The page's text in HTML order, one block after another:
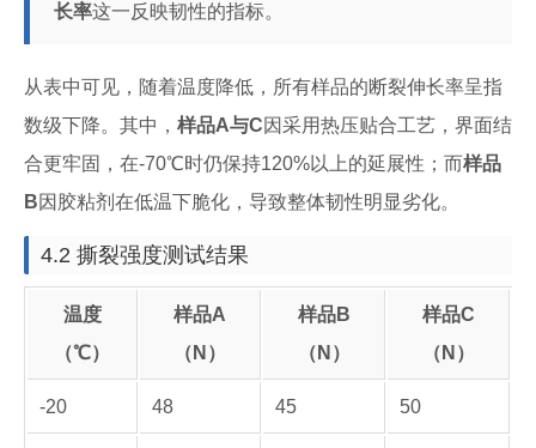
长率这一反映韧性的指标。
从表中可见，随着温度降低，所有样品的断裂伸长率呈指
数级下降。其中， 样品A与C因采用热压贴合工艺，界面结
合更牢固，在-70℃时仍保持120%以上的延展性；而样品
B因胶粘剂在低温下脆化，导致整体韧性明显劣化。
4.2 撕裂强度测试结果
温度
（℃）
样品A
（N）
样品B
（N）
样品C
（N）
-20 48 45 50